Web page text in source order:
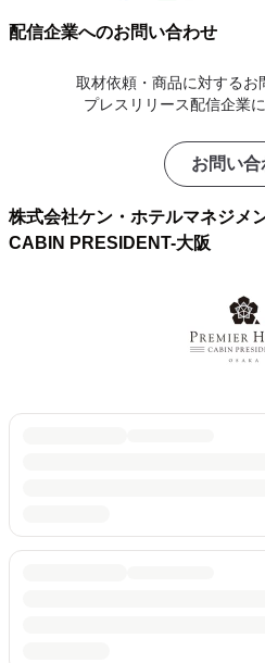
配信企業へのお問い合わせ
取材依頼・商品に対するお
プレスリリース配信企業
お問い合
株式会社ケン・ホテルマネジ
CABIN PRESIDENT-大阪